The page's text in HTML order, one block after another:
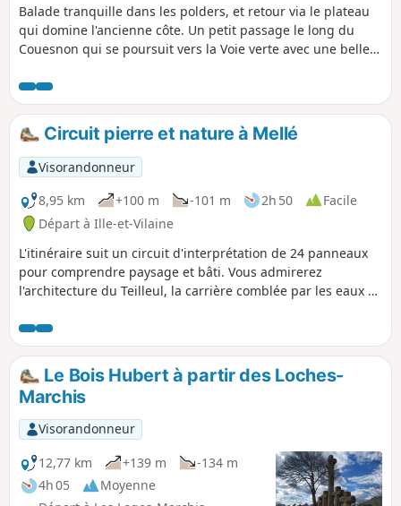
Balade tranquille dans les polders, et retour via le plateau
qui domine l'ancienne côte. Un petit passage le long du
Couesnon qui se poursuit vers la Voie verte avec une belle
bol d'air. Le circuit ne présente qu'une petite difficulté, à
savoir la côte entre Chanel et le Haut Chanel, dénivelé de 15
à 75 mètres. La récompense en saison, ce sont les cerises
ou les châtaignes !
Circuit pierre et nature à Mellé
Visorandonneur
8,95 km
+100 m -101 m 2h 50
Facile
Départ à Ille-et-Vilaine
L'itinéraire suit un circuit d'interprétation de 24 panneaux
pour comprendre paysage et bâti. Vous admirerez
l'architecture du Teilleul, la carrière comblée par les eaux à
Vairie. Vous longerez également le petit Ruisseau du Boulay
plein de charme avant de grimper sur le Haut du Rocher.
Le Bois Hubert à partir des Loches-
Marchis
Visorandonneur
12,77 km
+139 m
-134 m
4h 05
Moyenne